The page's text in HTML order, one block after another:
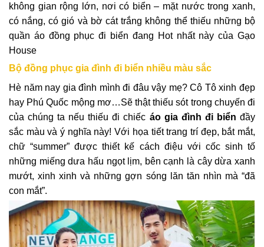
không gian rộng lớn, nơi có biển – mặt nước trong xanh,
có nắng, có gió và bờ cát trắng không thể thiếu những bộ
quần áo đồng phục đi biển đang Hot nhất này của Gạo
House
Bộ đồng phục gia đình đi biển nhiều màu sắc
Hè năm nay gia đình mình đi đâu vậy mẹ? Cô Tô xinh đẹp
hay Phú Quốc mộng mơ…Sẽ thật thiếu sót trong chuyến đi
của chúng ta nếu thiếu đi chiếc áo gia đình đi biển đầy
sắc màu và ý nghĩa này! Với họa tiết trang trí đẹp, bắt mắt,
chữ “summer” được thiết kế cách điệu với cốc sinh tố
những miếng dưa hấu ngọt lịm, bên cạnh là cây dừa xanh
mướt, xinh xinh và những gợn sóng lăn tăn nhìn mà “đã
con mắt”.